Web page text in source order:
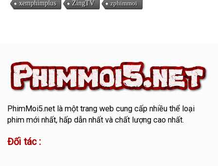
xemphimplus ZingTV zphimmoi
PhimMoi5.netlà một trang web cung cấp nhiều thể loại
phim mới nhất, hấp dẫn nhất và chất lượng cao nhất.
Đối tác :